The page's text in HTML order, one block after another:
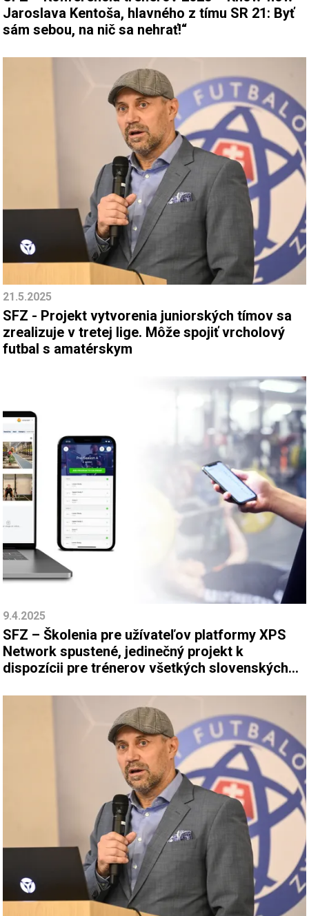
Jaroslava Kentoša, hlavného z tímu SR 21: Byť
sám sebou, na nič sa nehrať!“
21.5.2025
SFZ - Projekt vytvorenia juniorských tímov sa
zrealizuje v tretej lige. Môže spojiť vrcholový
futbal s amatérskym
9.4.2025
SFZ – Školenia pre užívateľov platformy XPS
Network spustené, jedinečný projekt k
dispozícii pre trénerov všetkých slovenských